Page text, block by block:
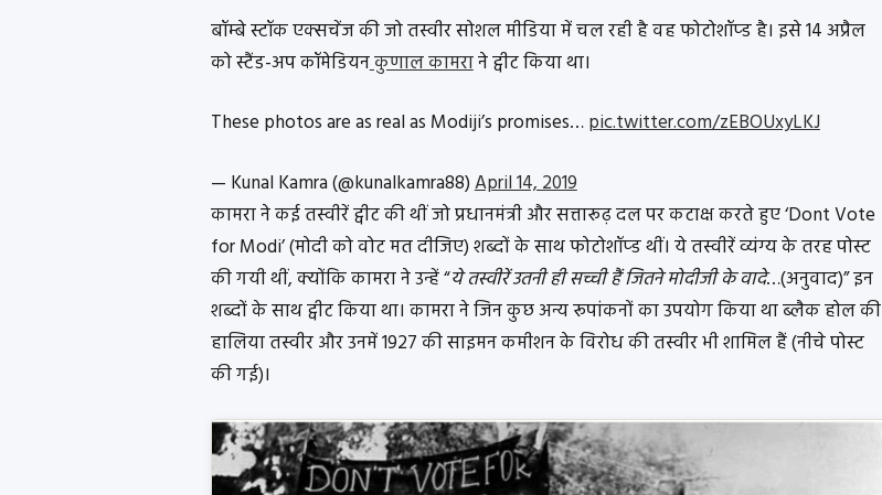
बॉम्बे स्टॉक एक्सचेंज की जो तस्वीर सोशल मीडिया में चल रही है वह फोटोशॉप्ड है। इसे 14 अप्रैल
को स्टैंड-अप कॉमेडियनकुणाल कामराने ट्वीट किया था।
These photos are as real as Modiji’s promises…pic.twitter.com/zEBOUxyLKJ
— Kunal Kamra (@kunalkamra88)April 14, 2019
कामरा ने कई तस्वीरें ट्वीट की थीं जो प्रधानमंत्री और सत्तारूढ़ दल पर कटाक्ष करते हुए ‘Dont Vote
for Modi’ (मोदी को वोट मत दीजिए) शब्दों के साथ फोटोशॉप्ड थीं। ये तस्वीरें व्यंग्य के तरह पोस्ट
की गयी थीं, क्योंकि कामरा ने उन्हें “ये तस्वीरें उतनी ही सच्ची हैं जितने मोदीजी के वादे…(अनुवाद)” इन
शब्दों के साथ ट्वीट किया था। कामरा ने जिन कुछ अन्य रूपांकनों का उपयोग किया था ब्लैक होल की
हालिया तस्वीर और उनमें 1927 की साइमन कमीशन के विरोध की तस्वीर भी शामिल हैं (नीचे पोस्ट
की गई)।